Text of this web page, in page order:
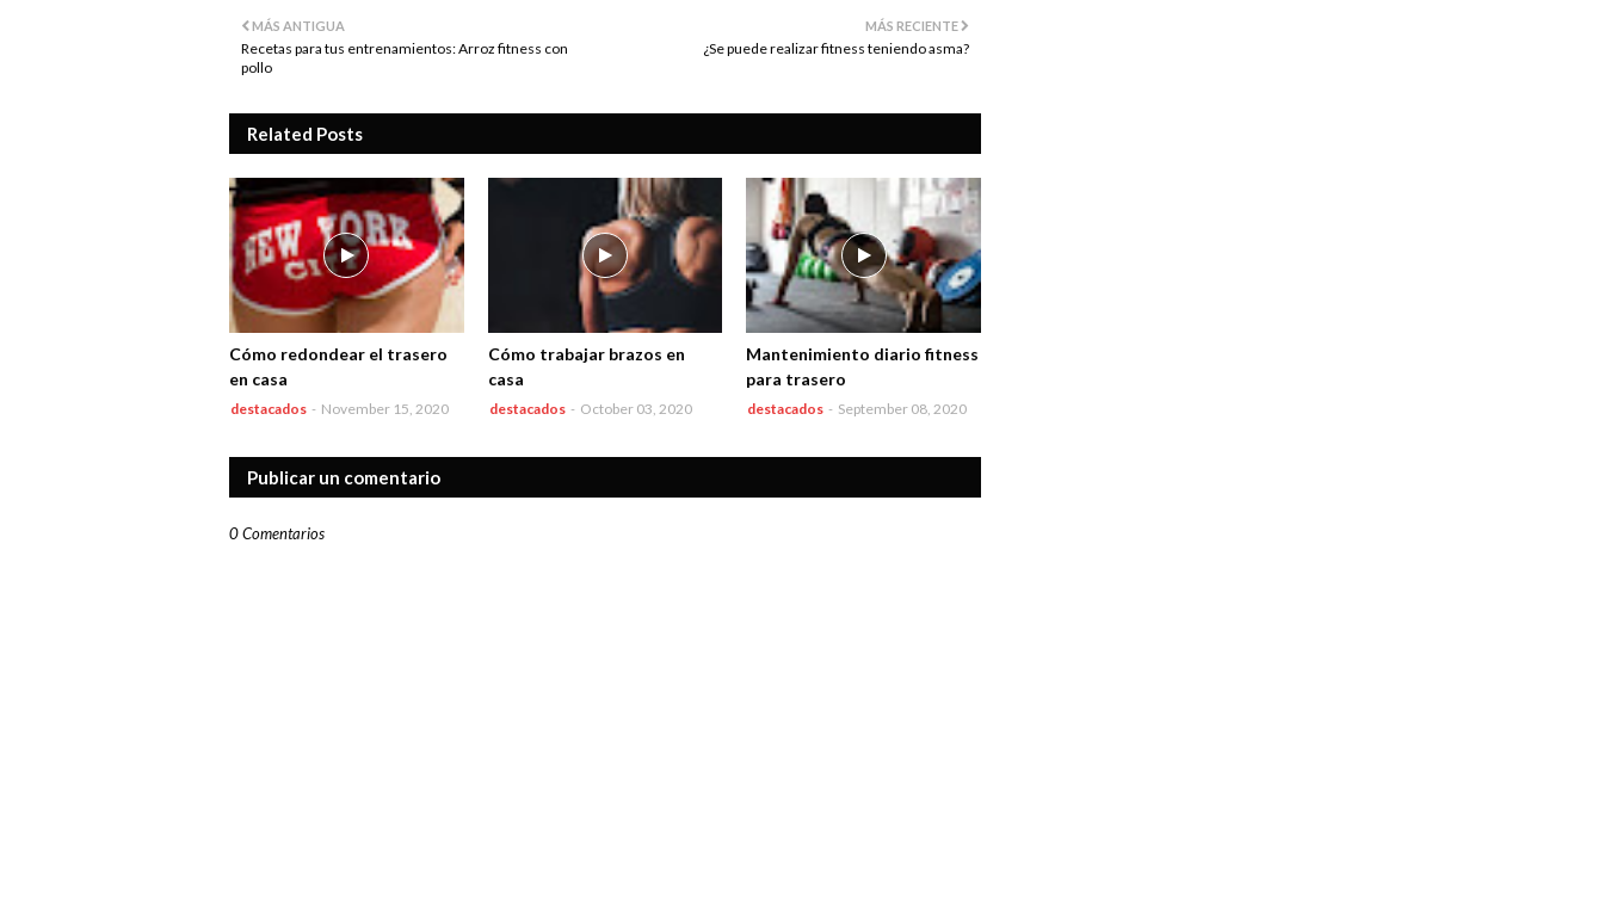
MÁS RECIENTE
¿Se puede realizar fitness teniendo asma?
MÁS ANTIGUA
Recetas para tus entrenamientos: Arroz fitness con
pollo
Related Posts
Cómo redondear el trasero
en casa
destacados - November 15, 2020
Cómo trabajar brazos en
casa
destacados - October 03, 2020
Mantenimiento diario fitness
para trasero
destacados - September 08, 2020
Publicar un comentario
0 Comentarios